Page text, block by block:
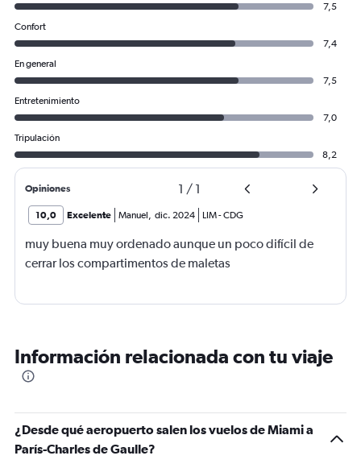
7,5
Confort
7,4
En general
7,5
Entretenimiento
7,0
Tripulación
8,2
Opiniones 1 / 1
10,0 Excelente Manuel, dic. 2024 LIM-CDG
muy buena muy ordenado aunque un poco difícil de
cerrar los compartimentos de maletas
Información relacionada con tu viaje
¿Desde qué aeropuerto salen los vuelos de Miami a
París-Charles de Gaulle?